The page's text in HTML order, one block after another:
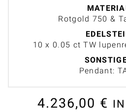
Rotgold 750 &
10 x 0.05 ct TW
Pendant:
4.236,00 €